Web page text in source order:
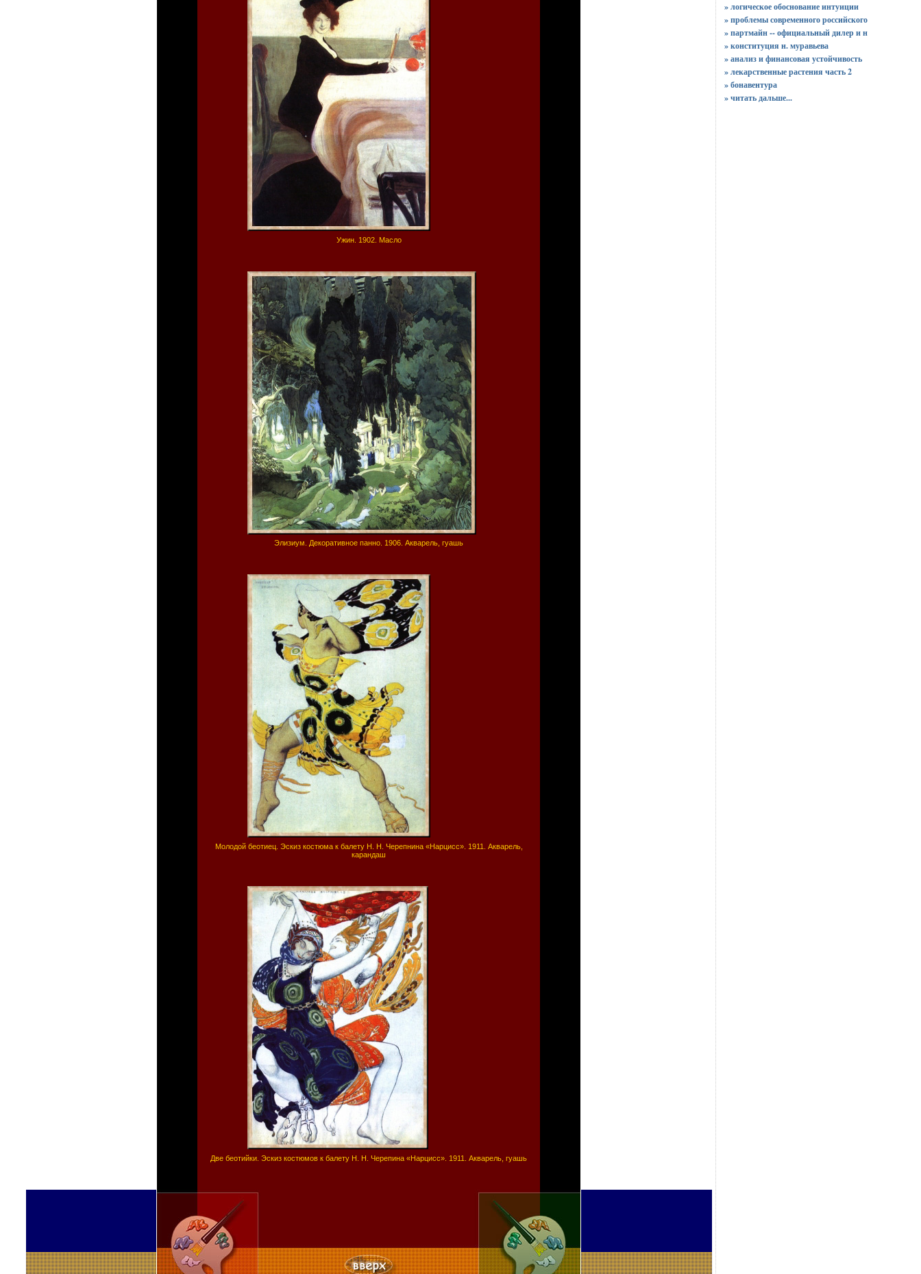
Ужин. 1902. Масло
Элизиум. Декоративное панно. 1906. Акварель, гуашь
Молодой беотиец. Эскиз костюма к балету Н. Н. Черепнина «Нарцисс». 1911. Акварель,
карандаш
Две беотийки. Эскиз костюмов к балету Н. Н. Черепина «Нарцисс». 1911. Акварель, гуашь
» логическое обоснование интуиции
» проблемы современного российского
» партмайн -- официальный дилер и н
» конституция н. муравьева
» анализ и финансовая устойчивость
» лекарственные растения часть 2
» бонавентура
»читать дальше...